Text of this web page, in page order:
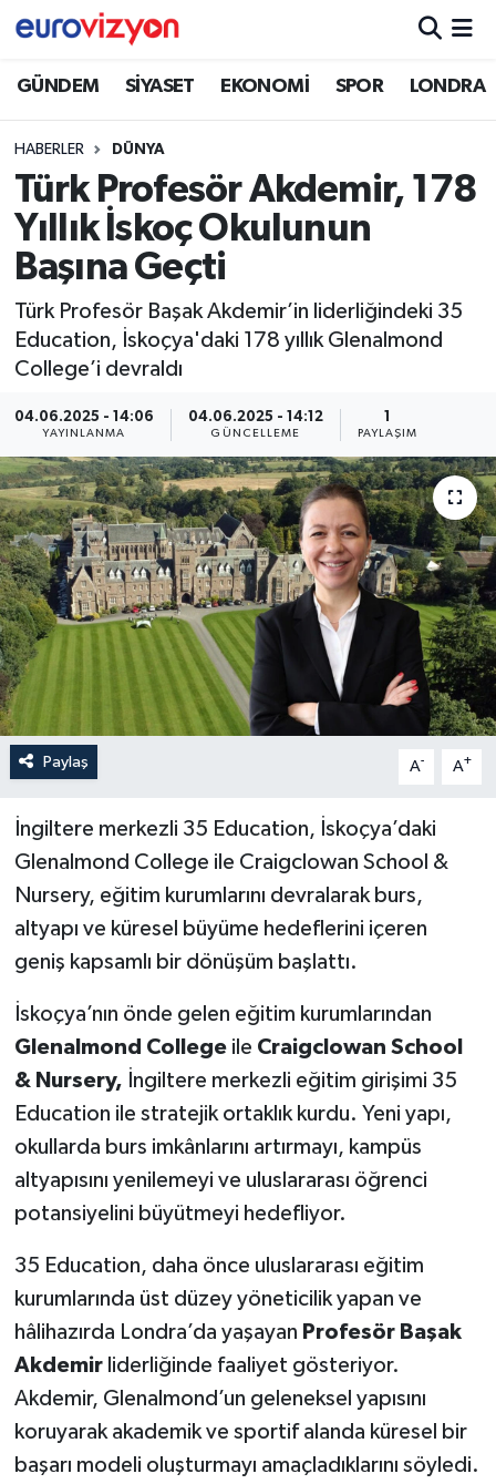
GÜNDEM SİYASET EKONOMİ SPOR LONDRA
HABERLER DÜNYA
Türk Profesör Akdemir, 178
Yıllık İskoç Okulunun
Başına Geçti
Türk Profesör Başak Akdemir’in liderliğindeki 35
Education, İskoçya'daki 178 yıllık Glenalmond
College’i devraldı
04.06.2025 - 14:06
YAYINLANMA
04.06.2025 - 14:12
GÜNCELLEME
1
PAYLAŞIM
Paylaş A- A+
İngiltere merkezli 35 Education, İskoçya’daki
Glenalmond College ile Craigclowan School &
Nursery, eğitim kurumlarını devralarak burs,
altyapı ve küresel büyüme hedeflerini içeren
geniş kapsamlı bir dönüşüm başlattı.
İskoçya’nın önde gelen eğitim kurumlarından
Glenalmond Collegeile Craigclowan School
& Nursery, İngiltere merkezli eğitim girişimi 35
Education ile stratejik ortaklık kurdu. Yeni yapı,
okullarda burs imkânlarını artırmayı, kampüs
altyapısını yenilemeyi ve uluslararası öğrenci
potansiyelini büyütmeyi hedefliyor.
35 Education, daha önce uluslararası eğitim
kurumlarında üst düzey yöneticilik yapan ve
hâlihazırda Londra’da yaşayan Profesör Başak
Akdemirliderliğinde faaliyet gösteriyor.
Akdemir, Glenalmond’un geleneksel yapısını
koruyarak akademik ve sportif alanda küresel bir
başarı modeli oluşturmayı amaçladıklarını söyledi.